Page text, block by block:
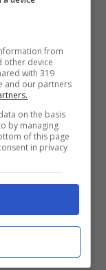
che lavora
tra i vip.
from
other device
with 319
and our partners
on the basis
by managing
of this page
in privacy